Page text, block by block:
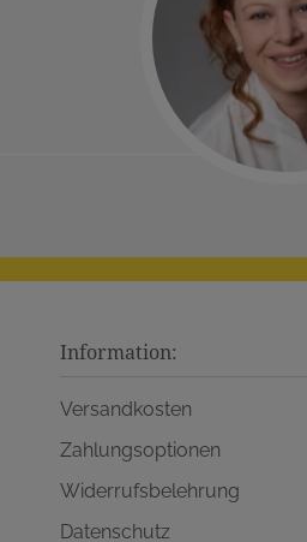
Information:
Versandkosten
Zahlungsoptionen
Widerrufsbelehrung
Datenschutz